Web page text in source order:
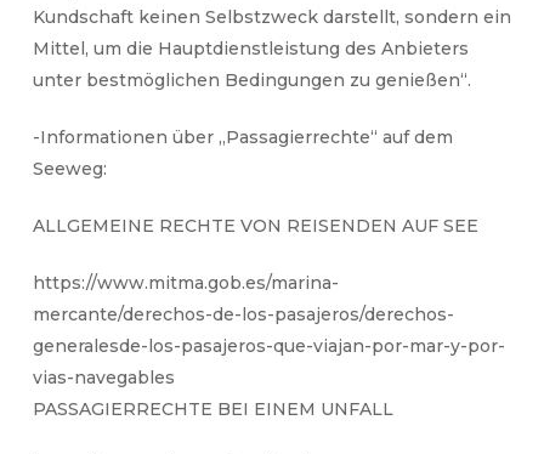
Kundschaft keinen Selbstzweck darstellt, sondern ein
Mittel, um die Hauptdienstleistung des Anbieters
unter bestmöglichen Bedingungen zu genießen“.
-Informationen über „Passagierrechte“ auf dem
Seeweg:
ALLGEMEINE RECHTE VON REISENDEN AUF SEE
https://www.mitma.gob.es/marina-
mercante/derechos-de-los-pasajeros/derechos-
generalesde-los-pasajeros-que-viajan-por-mar-y-por-
vias-navegables
PASSAGIERRECHTE BEI EINEM UNFALL